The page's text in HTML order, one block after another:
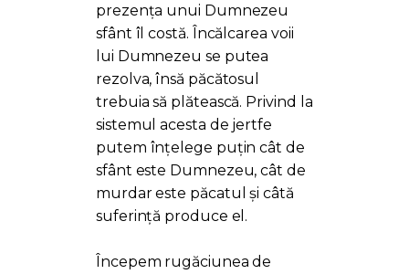
prezența unui Dumnezeu
sfânt îl costă. Încălcarea voii
lui Dumnezeu se putea
rezolva, însă păcătosul
trebuia să plătească. Privind la
sistemul acesta de jertfe
putem înțelege puțin cât de
sfânt este Dumnezeu, cât de
murdar este păcatul și câtă
suferință produce el.
Începem rugăciunea de